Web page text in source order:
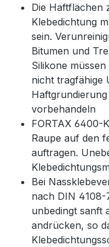
Die Haftflächen
Klebedichtung
sein.
Bitumen und
Silikone
nicht tragfähige
vorbehandeln
FORTAX 6400-
Raupe auf den
auftragen.
Bei
nach DIN 4108-
unbedingt sanft
andrücken, so